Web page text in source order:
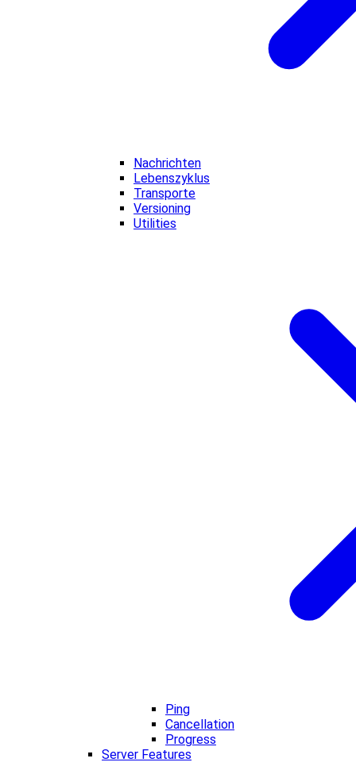
Nachrichten
Lebenszyklus
Transporte
Versioning
Utilities
Ping
Cancellation
Progress
Server Features